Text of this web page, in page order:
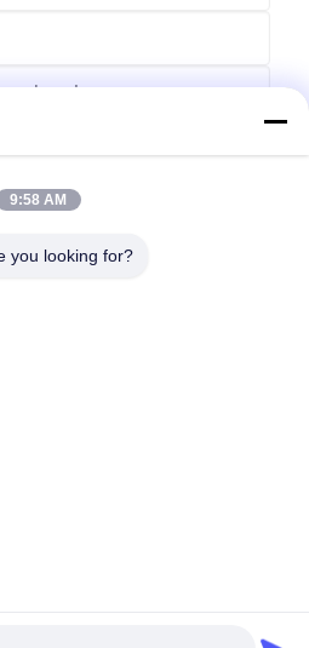
Technology Group Co., Ltd.. All Rights
9:58 AM
you looking for?